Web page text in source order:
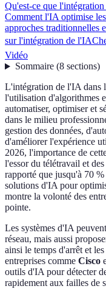
Qu'est-ce que
Comment l'IA optimise
approches traditionnelles
sur l'intégration de l'IA
Vidéo
Sommaire(8 sections)
L'intégration de l'IA dans
l'utilisation d'algorithmes
automatiser, optimiser et
dans le milieu
gestion des données,
d'améliorer l'expérience
2026, l'importance de
l'essor du télétravail et
rapporté que jusqu'à 70 %
solutions d'IA pour
montre la volonté des
pointe.
Les systèmes d'IA
réseau, mais aussi
ainsi le temps d'arrêt et
entreprises comme Cisco
outils d'IA pour détecter
rapidement aux failles de